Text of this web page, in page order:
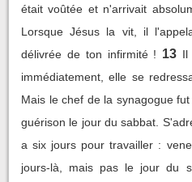
était voûtée et n'arrivait
Lorsque Jésus la vit, il
délivrée de ton infirmité ! 13 Il
immédiatement, elle se
Mais le chef de la synagogue
guérison le jour du sabbat.
a six jours pour travailler :
jours-là, mais pas le jour du